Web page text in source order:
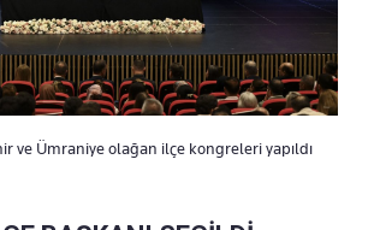
ve Ümraniye olağan ilçe kongreleri yapıldı